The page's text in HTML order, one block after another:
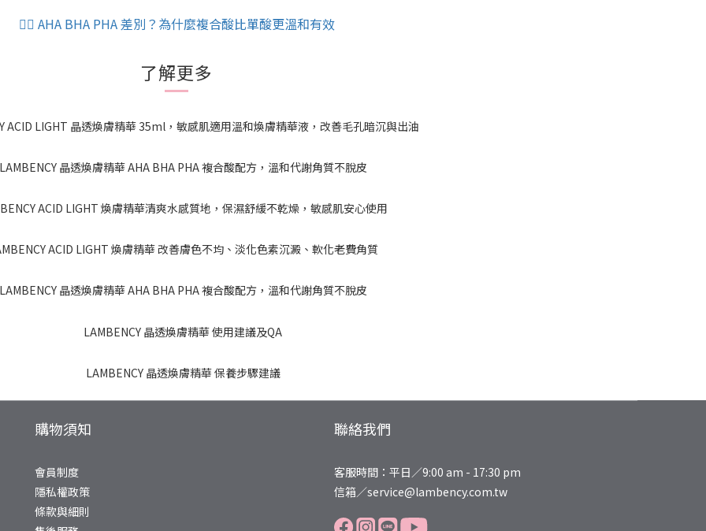
👉🏻 AHA BHA PHA 差別？為什麼複合酸比單酸更溫和有效
了解更多
購物須知
會員制度
隱私權政策
條款與細則
聯絡我們
客服時間：平日／9:00 am - 17:30 pm
信箱／service@lambency.com.tw